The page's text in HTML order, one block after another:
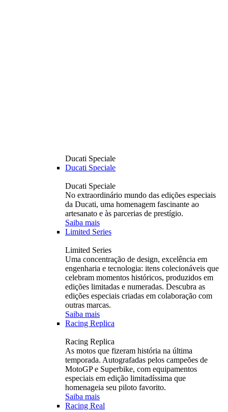
Ducati Speciale
Ducati Speciale
Ducati Speciale
No extraordinário mundo das edições especiais
da Ducati, uma homenagem fascinante ao
artesanato e às parcerias de prestígio.
Saiba mais
Limited Series
Limited Series
Uma concentração de design, excelência em
engenharia e tecnologia: itens colecionáveis ​​que
celebram momentos históricos, produzidos em
edições limitadas e numeradas. Descubra as
edições especiais criadas em colaboração com
outras marcas.
Saiba mais
Racing Replica
Racing Replica
As motos que fizeram história na última
temporada. Autografadas pelos campeões de
MotoGP e Superbike, com equipamentos
especiais em edição limitadíssima que
homenageia seu piloto favorito.
Saiba mais
Racing Real